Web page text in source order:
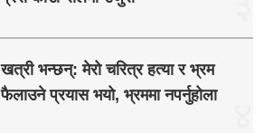
खत्री भन्छन्: मेरो चरित्र हत्या र भ्रम
फैलाउने प्रयास भयो, भ्रममा नपर्नुहोला